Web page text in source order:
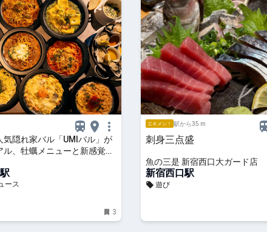
気隠れ家バル「UMIバル」が
ル、牡蠣メニューと新感覚パ
ース
3
エキメシ！ 駅から35 m
刺身三点盛
魚の三是 新宿西口大ガード店
新宿西口駅
遊び